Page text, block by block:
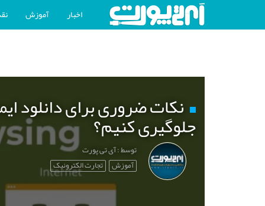
اخبار آموزش
نکات ضروری برای دانلود
جلوگیری کنیم؟
توسط : آی تی پورت
آموزش تجارت الکترونیک